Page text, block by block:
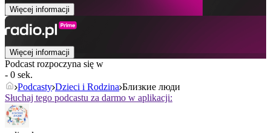
Więcej informacji
Więcej informacji
Podcast rozpoczyna się w
- 0 sek.
Podcasty Dzieci i Rodzina Близкие люди
Słuchaj tego podcastu za darmo w aplikacji: